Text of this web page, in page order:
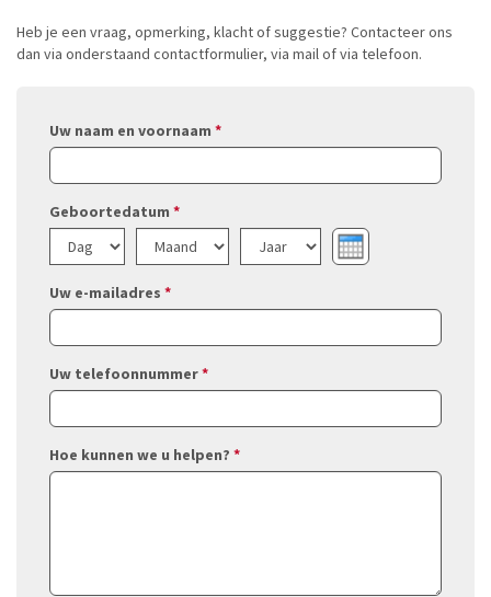
Heb je een vraag, opmerking, klacht of suggestie? Contacteer ons
dan via onderstaand contactformulier, via mail of via telefoon.
Uw naam en voornaam *
Geboortedatum *
Dag
Maand Jaar
Uw e-mailadres *
Uw telefoonnummer*
Hoe kunnen we u helpen? *